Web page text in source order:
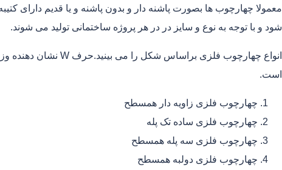
معمولا چهارچوب ها بصورت پاشنه دار و بدون پاشنه و یا قدیم
شود و با توجه به نوع و سایز در در هر پروژه ساختمانی تولید می شوند.
است.
چهارچوب فلزی زاویه دار همسطح
چهارچوب فلزی ساده تک پله
چهارچوب فلزی سه پله همسطح
چهارچوب فلزی دولبه همسطح